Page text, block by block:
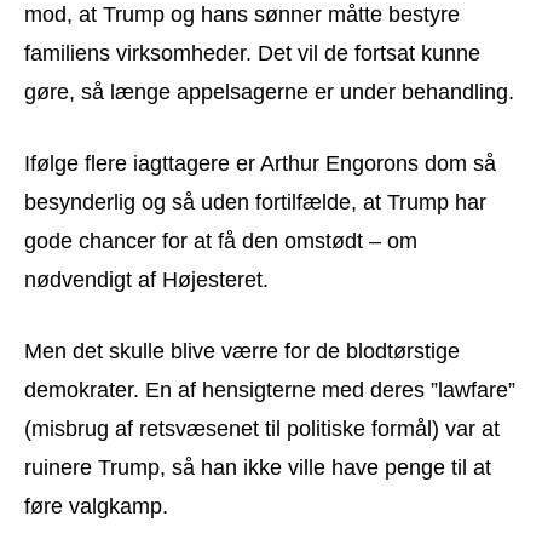
mod, at Trump og hans sønner måtte bestyre
familiens virksomheder. Det vil de fortsat kunne
gøre, så længe appelsagerne er under behandling.
Ifølge flere iagttagere er Arthur Engorons dom så
besynderlig og så uden fortilfælde, at Trump har
gode chancer for at få den omstødt – om
nødvendigt af Højesteret.
Men det skulle blive værre for de blodtørstige
demokrater. En af hensigterne med deres ”lawfare”
(misbrug af retsvæsenet til politiske formål) var at
ruinere Trump, så han ikke ville have penge til at
føre valgkamp.